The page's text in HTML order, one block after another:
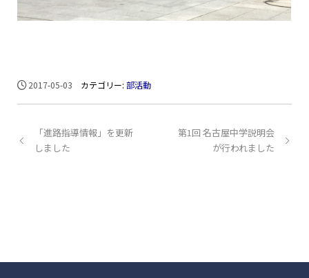
2017-05-03 カテゴリー:部活動
「進路指導情報」を更新
しました
第1回 名古屋中学説明会
が行われました